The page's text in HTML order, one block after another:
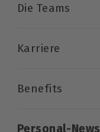
Die Teams
Karriere
Benefits
Personal-News